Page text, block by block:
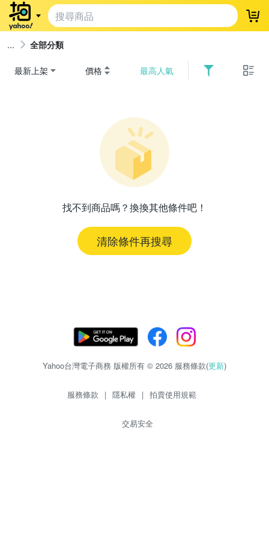
登
全部分類
最新上架 價格 最高人氣
找不到商品嗎？換換其他條件吧！
清除條件再搜尋
Yahoo台灣電子商務 版權所有 © 2026 服務條款(更新)
服務條款 | 隱私權 | 拍賣使用規範
交易安全